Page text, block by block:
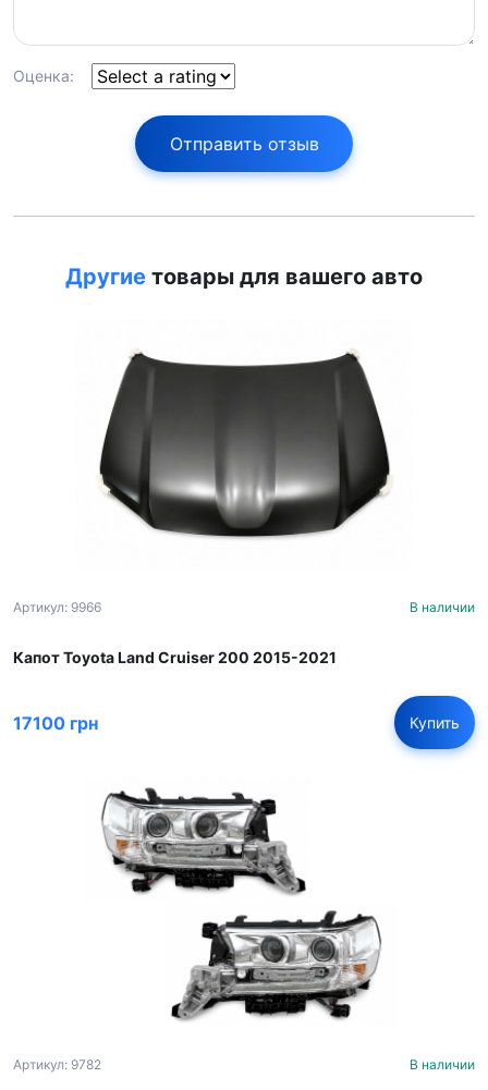
Оценка:
Отправить отзыв
Другие товары для вашего авто
Артикул: 9966 В наличии
Капот Toyota Land Cruiser 200 2015-2021
17100 грн Купить
Артикул: 9782 В наличии